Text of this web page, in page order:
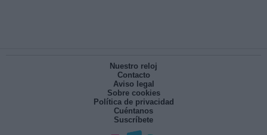
Nuestro reloj
Contacto
Aviso legal
Sobre cookies
Política de privacidad
Cuéntanos
Suscríbete